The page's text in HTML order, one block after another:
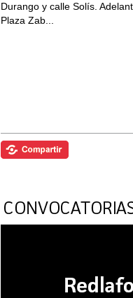
Durango y calle Solís.
Plaza Zab...